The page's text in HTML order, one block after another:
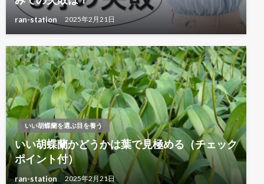
ran-station 2025年2月21日
いい胡蝶蘭を選ぶ目を養う
いい胡蝶蘭かどうかは葉で見極める（チェック
ポイント付）
ran-station 2025年2月21日